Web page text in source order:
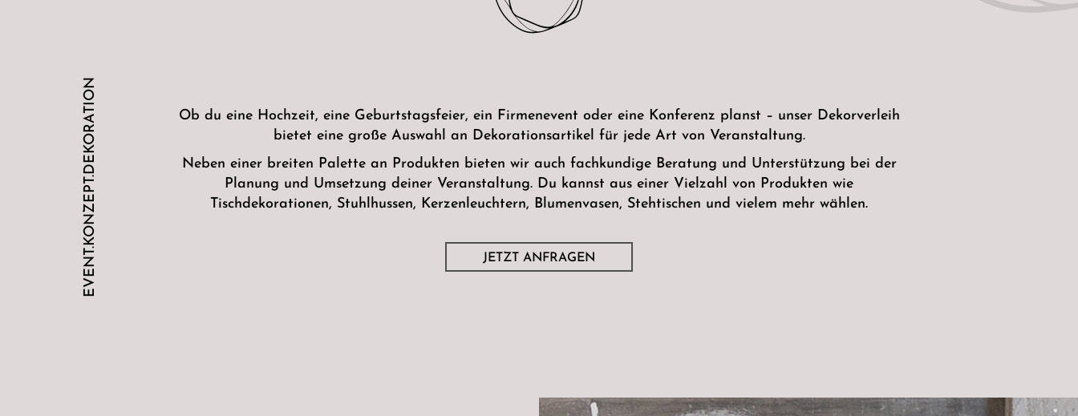
Ob du eine Hochzeit, eine Geburtstagsfeier, ein Firmenevent oder eine Konferenz planst – unser Dekorverleih
bietet eine große Auswahl an Dekorationsartikel für jede Art von Veranstaltung.
Neben einer breiten Palette an Produkten bieten wir auch fachkundige Beratung und Unterstützung bei der
Planung und Umsetzung deiner Veranstaltung. Du kannst aus einer Vielzahl von Produkten wie
Tischdekorationen, Stuhlhussen, Kerzenleuchtern, Blumenvasen, Stehtischen und vielem mehr wählen.
JETZT ANFRAGEN
EVENT.KONZEPT.DEKORATION